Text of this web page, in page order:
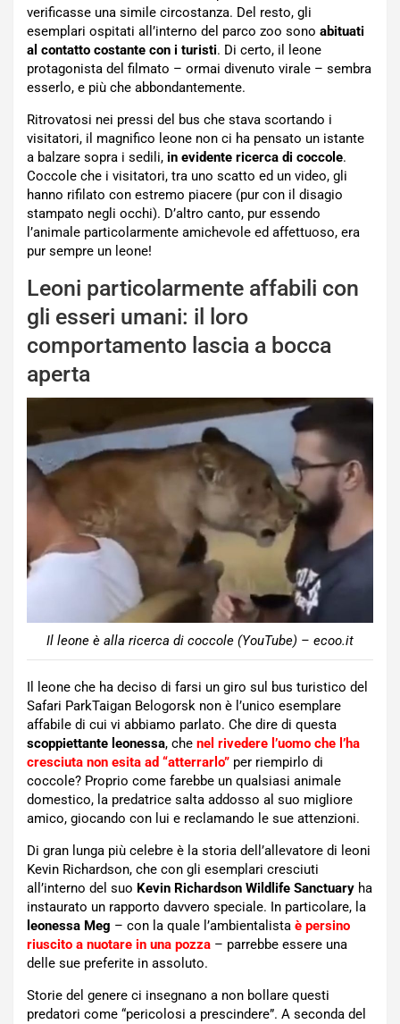
verificasse una simile circostanza. Del resto, gli
esemplari ospitati all’interno del parco zoo sono abituati
al contatto costante con i turisti. Di certo, il leone
protagonista del filmato – ormai divenuto virale – sembra
esserlo, e più che abbondantemente.
Ritrovatosi nei pressi del bus che stava scortando i
visitatori, il magnifico leone non ci ha pensato un istante
a balzare sopra i sedili, in evidente ricerca di coccole.
Coccole che i visitatori, tra uno scatto ed un video, gli
hanno rifilato con estremo piacere (pur con il disagio
stampato negli occhi). D’altro canto, pur essendo
l’animale particolarmente amichevole ed affettuoso, era
pur sempre un leone!
Leoni particolarmente affabili con
gli esseri umani: il loro
comportamento lascia a bocca
aperta
Il leone è alla ricerca di coccole (YouTube) – ecoo.it
Il leone che ha deciso di farsi un giro sul bus turistico del
Safari ParkTaigan Belogorsk non è l’unico esemplare
affabile di cui vi abbiamo parlato. Che dire di questa
scoppiettante leonessa, che nel rivedere l’uomo che l’ha
cresciuta non esita ad “atterrarlo” per riempirlo di
coccole? Proprio come farebbe un qualsiasi animale
domestico, la predatrice salta addosso al suo migliore
amico, giocando con lui e reclamando le sue attenzioni.
Di gran lunga più celebre è la storia dell’allevatore di leoni
Kevin Richardson, che con gli esemplari cresciuti
all’interno del suo Kevin Richardson Wildlife Sanctuary ha
instaurato un rapporto davvero speciale. In particolare, la
leonessa Meg – con la quale l’ambientalista è persino
riuscito a nuotare in una pozza – parrebbe essere una
delle sue preferite in assoluto.
Storie del genere ci insegnano a non bollare questi
predatori come “pericolosi a prescindere”. A seconda del